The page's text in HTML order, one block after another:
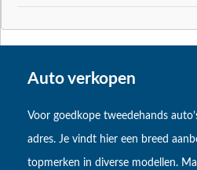
Auto verkopen
Voor goedkope tweedehands
adres. Je vindt hier een breed
topmerken in diverse modellen.